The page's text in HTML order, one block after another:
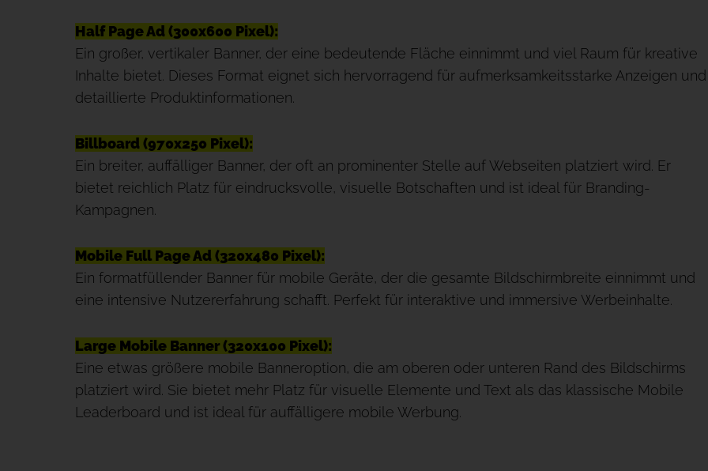
Half Page Ad (300x600 Pixel):
Ein großer, vertikaler Banner, der eine bedeutende Fläche einnimmt und viel Raum für kreative
Inhalte bietet. Dieses Format eignet sich hervorragend für aufmerksamkeitsstarke Anzeigen und
detaillierte Produktinformationen.
Billboard (970x250 Pixel):
Ein breiter, auffälliger Banner, der oft an prominenter Stelle auf Webseiten platziert wird. Er
bietet reichlich Platz für eindrucksvolle, visuelle Botschaften und ist ideal für Branding-
Kampagnen.
Mobile Full Page Ad (320x480 Pixel):
Ein formatfüllender Banner für mobile Geräte, der die gesamte Bildschirmbreite einnimmt und
eine intensive Nutzererfahrung schafft. Perfekt für interaktive und immersive Werbeinhalte.
Large Mobile Banner (320x100 Pixel):
Eine etwas größere mobile Banneroption, die am oberen oder unteren Rand des Bildschirms
platziert wird. Sie bietet mehr Platz für visuelle Elemente und Text als das klassische Mobile
Leaderboard und ist ideal für auffälligere mobile Werbung.